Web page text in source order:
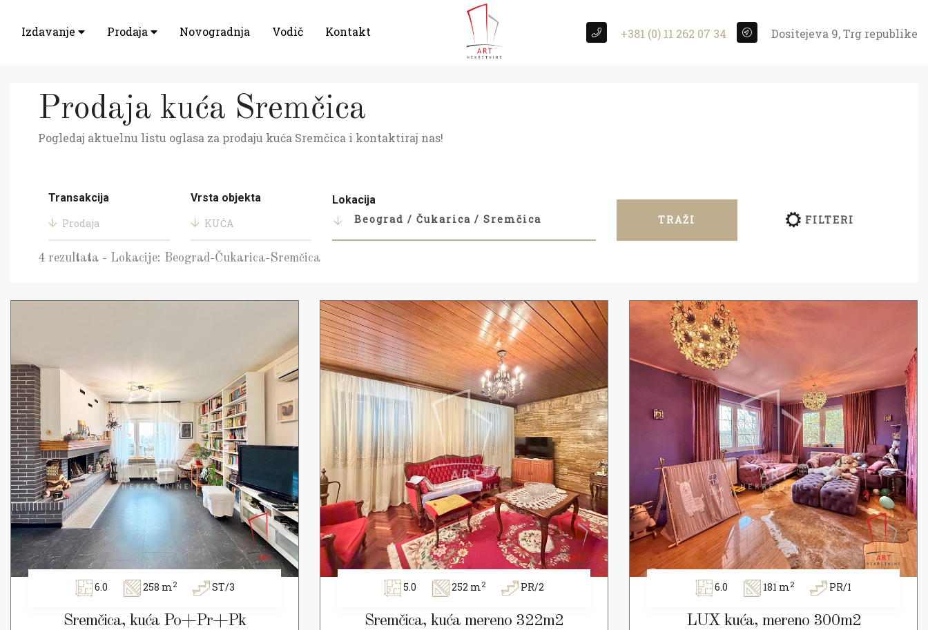
Izdavanje Prodaja Novogradnja Vodič Kontakt +381 (0) 11 262 07 34 Dositejeva 9, Trg republike
Prodaja kuća Sremčica
Pogledaj aktuelnu listu oglasa za prodaju kuća Sremčica i kontaktiraj nas!
Transakcija
Prodaja
Vrsta objekta
KUĆA
Lokacija
Beograd / Čukarica / Sremčica
TRAŽI FILTERI
4 rezultata - Lokacije: Beograd-Čukarica-Sremčica
6.0 258 m2 ST/3
Sremčica, kuća Po+Pr+Pk
5.0 252 m2 PR/2
Sremčica, kuća mereno 322m2
6.0 181 m2 PR/1
LUX kuća, mereno 300m2